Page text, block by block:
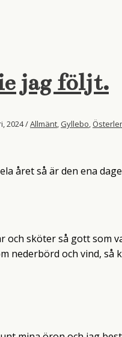
jag följt.
2024/Allmänt, Gyllebo,
året så är den ena
och sköter så gott som
nederbörd och vind, så